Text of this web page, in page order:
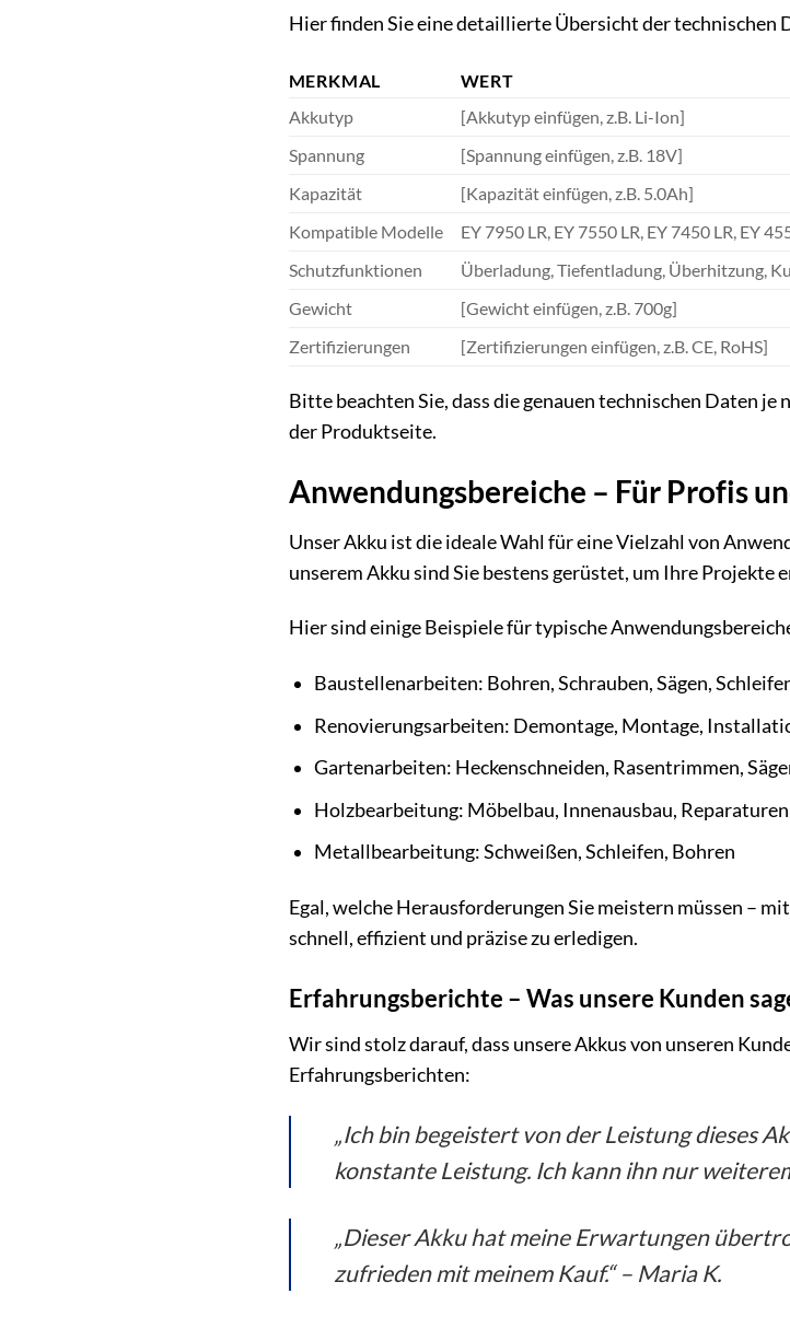
Hier finden Sie eine detaillierte Übersicht der technischen
MERKMAL
WERT
Akkutyp
[Akkutyp einfügen, z.B. Li-Ion]
Spannung
[Spannung einfügen, z.B. 18V]
Kapazität
[Kapazität einfügen, z.B. 5.0Ah]
Kompatible Modelle
EY 7950 LR, EY 7550 LR, EY 7450 LR, EY
Schutzfunktionen
Überladung, Tiefentladung, Überhitzung,
Gewicht
[Gewicht einfügen, z.B. 700g]
Zertifizierungen
[Zertifizierungen einfügen, z.B. CE, RoHS]
Bitte beachten Sie, dass die genauen technischen Daten
der Produktseite.
Anwendungsbereiche – Für Profis
Unser Akku ist die ideale Wahl für eine Vielzahl von
unserem Akku sind Sie bestens gerüstet, um Ihre Projekte
Hier sind einige Beispiele für typische
Baustellenarbeiten: Bohren, Schrauben, Sägen,
Renovierungsarbeiten: Demontage, Montage,
Gartenarbeiten: Heckenschneiden, Rasentrimmen,
Holzbearbeitung: Möbelbau, Innenausbau, Reparaturen
Metallbearbeitung: Schweißen, Schleifen, Bohren
Egal, welche Herausforderungen Sie meistern müssen –
schnell, effizient und präzise zu erledigen.
Erfahrungsberichte – Was unsere Kunden
Wir sind stolz darauf, dass unsere Akkus von unseren
Erfahrungsberichten:
„Ich bin begeistert von der Leistung dieses
konstante Leistung. Ich kann ihn nur
„Dieser Akku hat meine Erwartungen
zufrieden mit meinem Kauf.“ – Maria K.